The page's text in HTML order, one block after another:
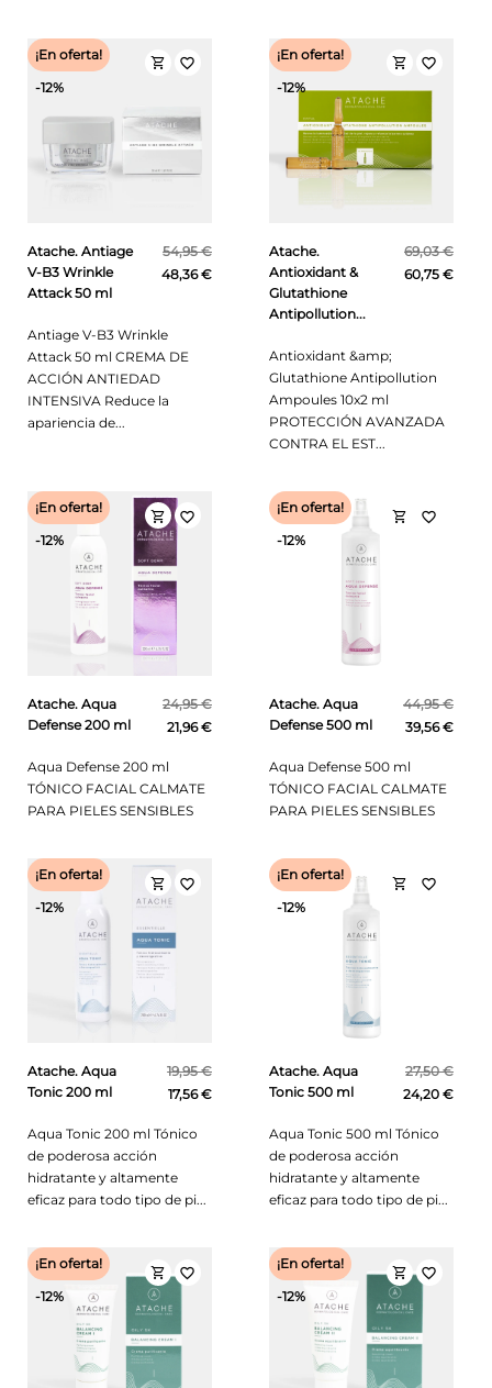
Atache. Antiage
V-B3 Wrinkle
Attack 50 ml
54,95 €
48,36 €
Antiage V-B3 Wrinkle
Attack 50 ml CREMA DE
ACCIÓN ANTIEDAD
INTENSIVA Reduce la
apariencia de...
shopping_cart
¡En oferta!
-12%
favorite_border
Atache.
Antioxidant &
Glutathione
Antipollution...
69,03 €
60,75 €
Antioxidant &amp;
Glutathione Antipollution
Ampoules 10x2 ml
PROTECCIÓN AVANZADA
CONTRA EL EST...
shopping_cart
¡En oferta!
-12%
favorite_border
Atache. Aqua
Defense 200 ml
24,95 €
21,96 €
Aqua Defense 200 ml
TÓNICO FACIAL CALMATE
PARA PIELES SENSIBLES
shopping_cart
¡En oferta!
-12%
favorite_border
Atache. Aqua
Defense 500 ml
44,95 €
39,56 €
Aqua Defense 500 ml
TÓNICO FACIAL CALMATE
PARA PIELES SENSIBLES
shopping_cart
¡En oferta!
-12%
favorite_border
Atache. Aqua
Tonic 200 ml
19,95 €
17,56 €
Aqua Tonic 200 ml Tónico
de poderosa acción
hidratante y altamente
eficaz para todo tipo de pi...
shopping_cart
¡En oferta!
-12%
favorite_border
Atache. Aqua
Tonic 500 ml
27,50 €
24,20 €
Aqua Tonic 500 ml Tónico
de poderosa acción
hidratante y altamente
eficaz para todo tipo de pi...
shopping_cart
¡En oferta!
-12%
favorite_border
shopping_cart
¡En oferta!
-12%
favorite_border shopping_cart
¡En oferta!
-12%
favorite_border